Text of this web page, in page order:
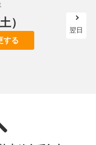
）
する
翌日